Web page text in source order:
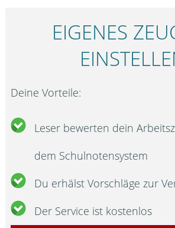
EIGENES
Deine Vorteile:
Leser bewerten dein
dem Schulnotensystem
Du erhälst Vorschläge zur
Der Service ist kostenlos